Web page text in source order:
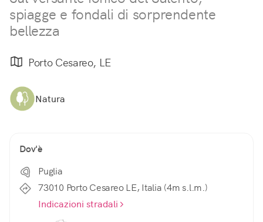
spiagge e fondali di sorprendente
bellezza
Porto Cesareo, LE
Natura
Dov'è
Puglia
73010 Porto Cesareo LE, Italia (4m s.l.m.)
Indicazioni stradali